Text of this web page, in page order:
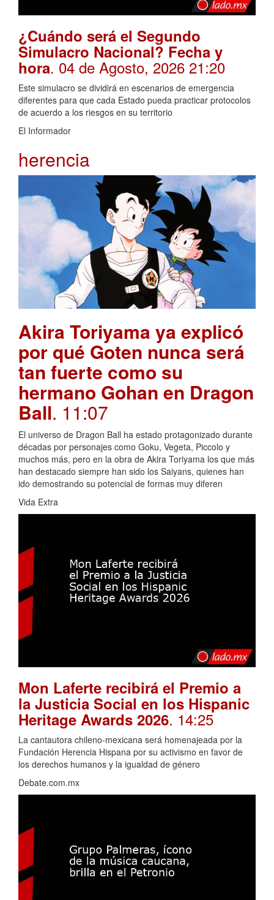
¿Cuándo será el Segundo
Simulacro Nacional? Fecha y
hora. 04 de Agosto, 2026 21:20
Este simulacro se dividirá en escenarios de emergencia
diferentes para que cada Estado pueda practicar protocolos
de acuerdo a los riesgos en su territorio
El Informador
herencia
Akira Toriyama ya explicó
por qué Goten nunca será
tan fuerte como su
hermano Gohan en Dragon
Ball. 11:07
El universo de Dragon Ball ha estado protagonizado durante
décadas por personajes como Goku, Vegeta, Piccolo y
muchos más, pero en la obra de Akira Toriyama los que más
han destacado siempre han sido los Saiyans, quienes han
ido demostrando su potencial de formas muy diferen
Vida Extra
Mon Laferte recibirá el Premio a
la Justicia Social en los Hispanic
Heritage Awards 2026. 14:25
La cantautora chileno-mexicana será homenajeada por la
Fundación Herencia Hispana por su activismo en favor de
los derechos humanos y la igualdad de género
Debate.com.mx